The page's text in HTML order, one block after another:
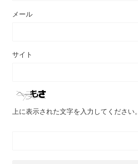
メール
サイト
上に表示された文字を入力してください。